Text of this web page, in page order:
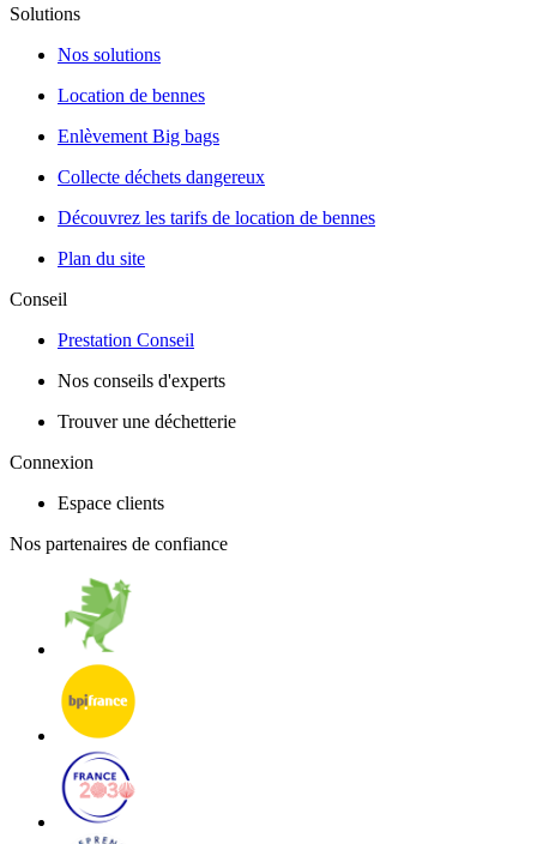
Solutions
Nos solutions
Location de bennes
Enlèvement Big bags
Collecte déchets dangereux
Découvrez les tarifs de location de bennes
Plan du site
Conseil
Prestation Conseil
Nos conseils d'experts
Trouver une déchetterie
Connexion
Espace clients
Nos partenaires de confiance